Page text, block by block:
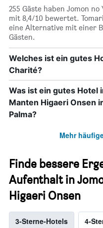
255 Gäste haben Jomon
mit 8,4/10 bewertet.
eine Alternative mit einer
Gästen.
Welches ist ein gutes
Charité?
Was ist ein gutes Hotel
Manten Higaeri Onsen
Palma?
Mehr
Finde bessere
Aufenthalt in
Higaeri Onsen
3-Sterne-Hotels 4-